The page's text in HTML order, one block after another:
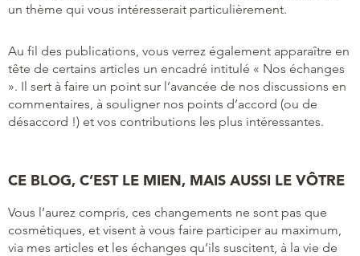
un thème qui vous intéresserait particulièrement.
Au fil des publications, vous verrez également apparaître en
tête de certains articles un encadré intitulé « Nos échanges
». Il sert à faire un point sur l’avancée de nos discussions en
commentaires, à souligner nos points d’accord (ou de
désaccord !) et vos contributions les plus intéressantes.
CE BLOG, C’EST LE MIEN, MAIS AUSSI LE VÔTRE
Vous l’aurez compris, ces changements ne sont pas que
cosmétiques, et visent à vous faire participer au maximum,
via mes articles et les échanges qu’ils suscitent, à la vie de